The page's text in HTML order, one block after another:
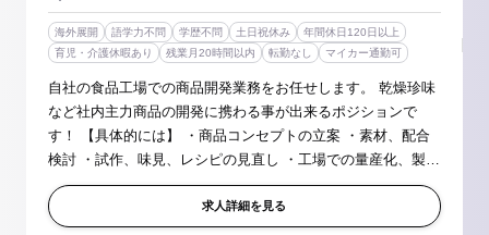
海外展開 語学力不問 学歴不問 土日祝休み
年間休日120日以上
育児・介護休暇あり
残業月20時間以内 転勤なし マイカー通勤可
自社の食品工場での商品開発業務をお任せします。 乾燥珍味
など社内主力商品の開発に携わる事が出来るポジションで
す！ 【具体的には】 ・商品コンセプトの立案 ・素材、配合
検討 ・試作、味見、レシピの見直し ・工場での量産化、製造
品の確認 ・その他、マネジメント業務（メンバー管理、経費
管理、開発進捗...
求人詳細を見る